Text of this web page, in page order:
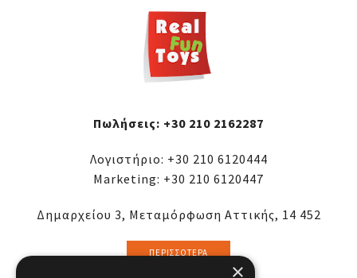
Πωλήσεις: +30 210 2162287
Λογιστήριο: +30 210 6120444
Marketing: +30 210 6120447
Δημαρχείου 3, Μεταμόρφωση Αττικής, 14 452
ΠΕΡΙΣΣΌΤΕΡΑ
×